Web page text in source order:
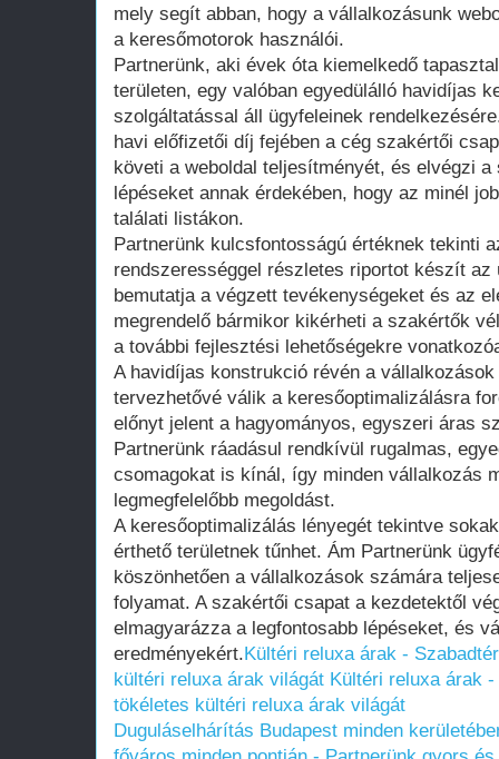
mely segít abban, hogy a vállalkozásunk
a keresőmotorok használói.
Partnerünk, aki évek óta kiemelkedő
területen, egy valóban egyedülálló havidíjas
szolgáltatással áll ügyfeleinek
havi előfizetői díj fejében a cég szakértői
követi a weboldal teljesítményét, és elvégzi
lépéseket annak érdekében, hogy az minél
találati listákon.
Partnerünk kulcsfontosságú értéknek tekinti
rendszerességgel részletes riportot készít az
bemutatja a végzett tevékenységeket és az
megrendelő bármikor kikérheti a szakértők
a további fejlesztési lehetőségekre
A havidíjas konstrukció révén a
tervezhetővé válik a keresőoptimalizálásra
előnyt jelent a hagyományos, egyszeri áras
Partnerünk ráadásul rendkívül rugalmas,
csomagokat is kínál, így minden vállalkozás
legmegfelelőbb megoldást.
A keresőoptimalizálás lényegét tekintve
érthető területnek tűnhet. Ám Partnerünk
köszönhetően a vállalkozások számára
folyamat. A szakértői csapat a kezdetektől
elmagyarázza a legfontosabb lépéseket, és
eredményekért.Kültéri reluxa árak -
kültéri reluxa árak világát Kültéri reluxa árak
tökéletes kültéri reluxa árak világát
Duguláselhárítás Budapest minden